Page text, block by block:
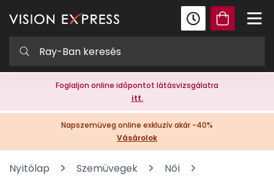
Foglaljon online időpontot látásvizsgálatra
itt.
Napszemüveg online exkluzív akár -40%
Vásárolok
Nyitólap Szemüvegek
Női